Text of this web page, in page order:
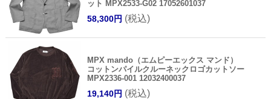
ット MPX2533-G02 17052601037
58,300円 (税込)
MPX mando（エムピーエックス マンド）
コットンパイルクルーネックロゴカットソー
MPX2336-001 12032400037
19,140円 (税込)